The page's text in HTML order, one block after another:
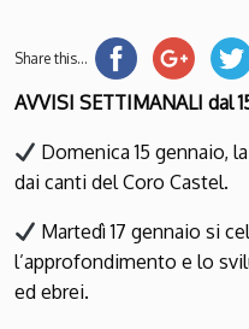
Share this...
AVVISI SETTIMANALI dal
Domenica 15 gennaio,
dai canti del Coro Castel.
Martedì 17 gennaio si
l’approfondimento e lo
ed ebrei.